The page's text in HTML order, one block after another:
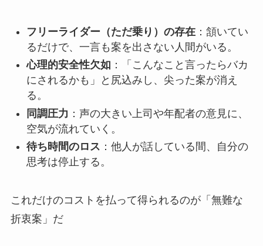
フリーライダー（ただ乗り）の存在：頷いてい
るだけで、一言も案を出さない人間がいる。
心理的安全性欠如 ：「こんなこと言ったらバカ
にされるかも」と尻込みし、尖った案が消え
る。
同調圧力 ：声の大きい上司や年配者の意見に、
空気が流れていく。
待ち時間のロス ：他人が話している間、自分の
思考は停止する。
これだけのコストを払って得られるのが「無難な
折衷案」だ